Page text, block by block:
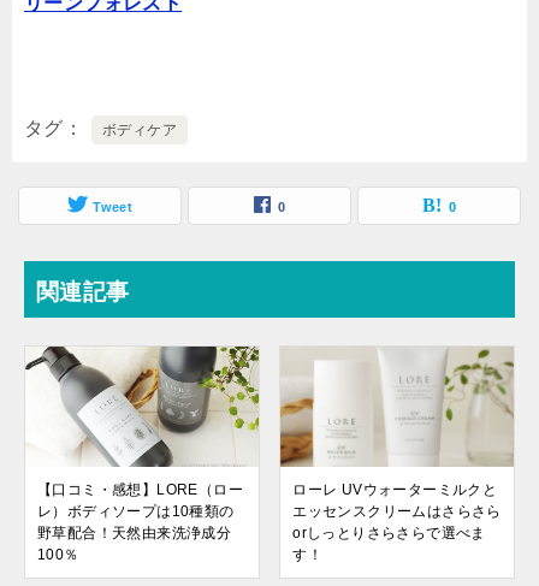
タグ ボディケア
Tweet 0 0
関連記事
【口コミ・感想】LORE（ロー
レ）ボディソープは10種類の
野草配合！天然由来洗浄成分
100％
ローレ UVウォーターミルクと
エッセンスクリームはさらさら
orしっとりさらさらで選べま
す！